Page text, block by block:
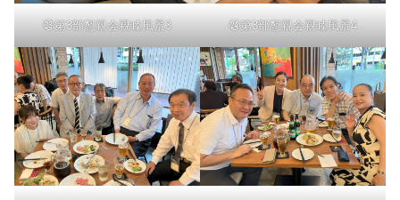
㉓第3部懇親会親睦風景3 ㉔第3部懇親会親睦風景4